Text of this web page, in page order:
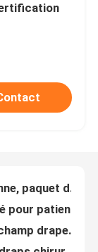
Incisez chirurgical collant césarien drapent la poche individuelle de paquet pour l'hôpital
SMS PP Pack Cardiovasculaire draps chirurgicaux Pour les hôpitaux Cliniques